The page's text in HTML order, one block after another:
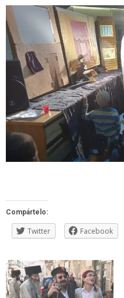
Compártelo:
Twitter Facebook